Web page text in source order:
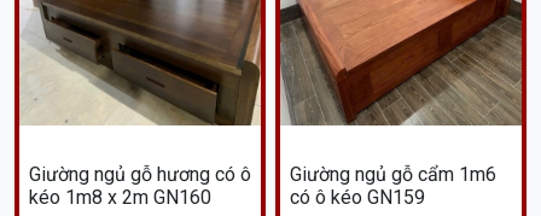
Giường ngủ gỗ hương có ô
kéo 1m8 x 2m GN160
Giường ngủ gỗ cẩm 1m6
có ô kéo GN159